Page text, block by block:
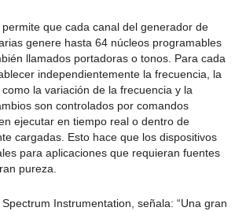
que cada canal del generador de
genere hasta 64 núcleos programables
llamados portadoras o tonos. Para cada
independientemente la frecuencia, la
la variación de la frecuencia y la
son controlados por comandos
ejecutar en tiempo real o dentro de
cargadas. Esto hace que los dispositivos
para aplicaciones que requieran fuentes
pureza.
Instrumentation, señala: “Una gran